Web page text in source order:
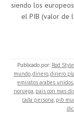
siendo los
el PIB (valor de
Publicado por: Rod
mundo,dinero,dinero
emiratos arabes unidos,
noruega, pais con mas
cada persona, pib